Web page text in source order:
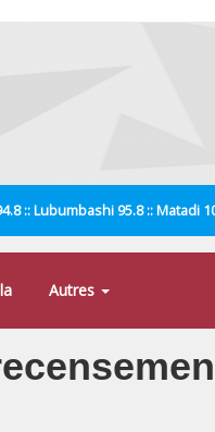
:: Lubumbashi 95.8 :: Matadi
Autres